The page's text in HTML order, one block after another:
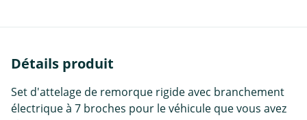
Détails produit
Set d'attelage de remorque rigide avec branchement
électrique à 7 broches pour le véhicule que vous avez